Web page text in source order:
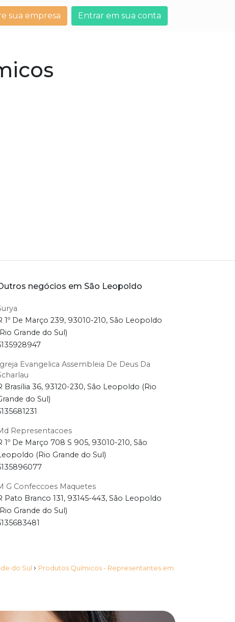
sua empresa Entrar em sua conta
negócios em São Leopoldo
1º De Março 239, 93010-210, São Leopoldo
Grande do Sul)
Evangelica Assembleia De Deus Da
Brasília 36, 93120-230, São Leopoldo (Rio
do Sul)
Representacoes
1º De Março 708 S 905, 93010-210, São
(Rio Grande do Sul)
G Confeccoes Maquetes
Pato Branco 131, 93145-443, São Leopoldo
Grande do Sul)
do Sul › Produtos Químicos - Representantes em